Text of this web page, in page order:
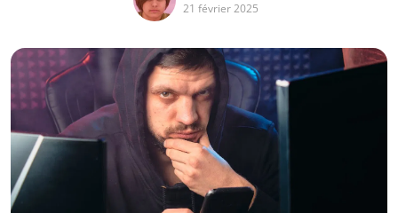
21 février 2025